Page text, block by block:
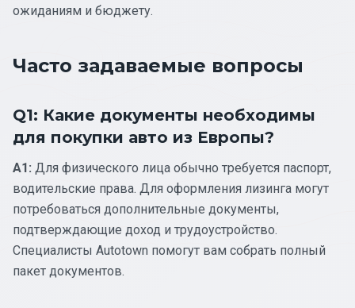
ожиданиям и бюджету.
Часто задаваемые вопросы
Q1: Какие документы необходимы
для покупки авто из Европы?
A1: Для физического лица обычно требуется паспорт,
водительские права. Для оформления лизинга могут
потребоваться дополнительные документы,
подтверждающие доход и трудоустройство.
Специалисты Autotown помогут вам собрать полный
пакет документов.